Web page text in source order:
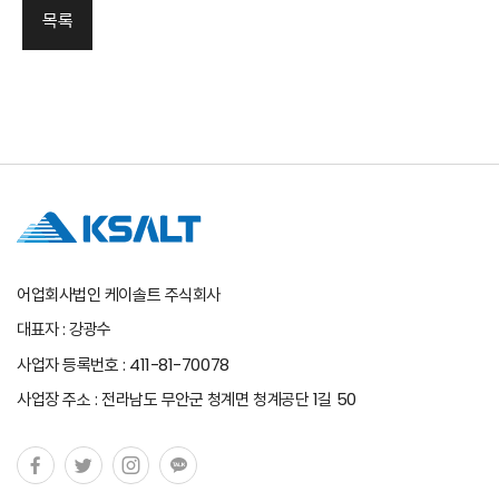
목록
어업회사법인 케이솔트 주식회사
대표자 : 강광수
사업자 등록번호 : 411-81-70078
사업장 주소 : 전라남도 무안군 청계면 청계공단 1길 50